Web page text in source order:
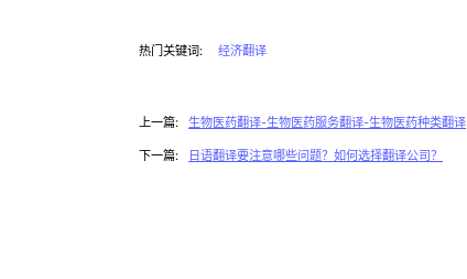
热门关键词: 经济翻译
上一篇: 生物医药翻译-生物医药服务翻译-生物医药种类翻译
下一篇: 日语翻译要注意哪些问题？如何选择翻译公司？